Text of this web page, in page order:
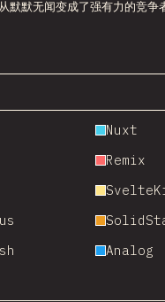
默默无闻变成了强有力的竞争
Nuxt
Remix
Analog